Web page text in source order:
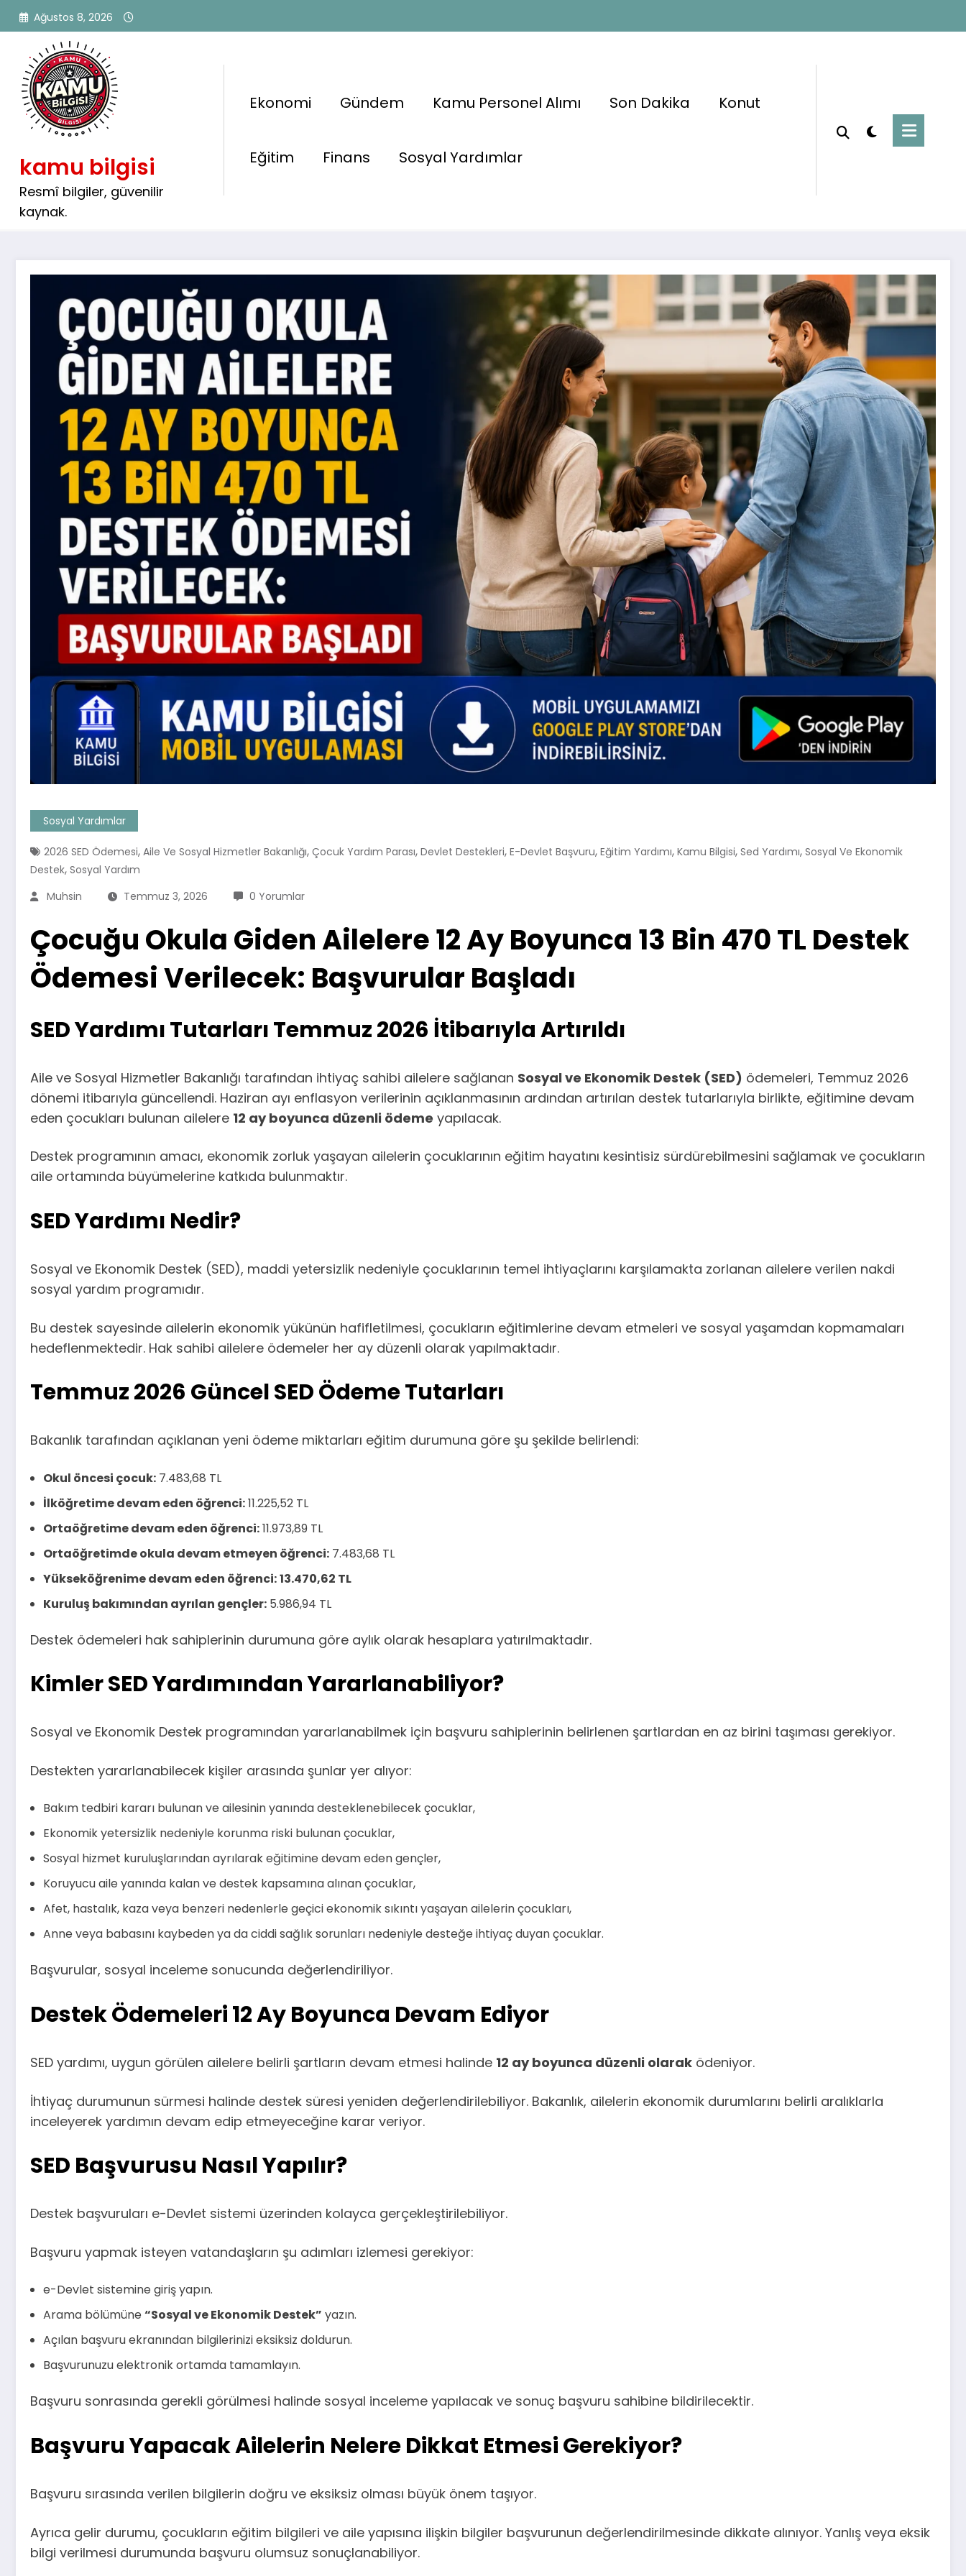
İçeriğe
atla
Ağustos 8, 2026
kamu bilgisi
Resmî bilgiler, güvenilir
kaynak.
Ekonomi Gündem Kamu Personel Alımı Son Dakika Konut
Eğitim Finans Sosyal Yardımlar
Çocuğu Okula Giden Ailelere 12 Ay
Boyunca 13 Bin 470 TL Destek Ödemesi
Verilecek: Başvurular Başladı
Sosyal Yardımlar
Sosyal Yardımlar
2026 SED Ödemesi, Aile Ve Sosyal Hizmetler Bakanlığı, Çocuk Yardım Parası, Devlet Destekleri, E-Devlet Başvuru, Eğitim Yardımı, Kamu Bilgisi, Sed Yardımı, Sosyal Ve Ekonomik
Destek, Sosyal Yardım
Muhsin
Temmuz 3, 2026 0 Yorumlar
Çocuğu Okula Giden Ailelere 12 Ay Boyunca 13 Bin 470 TL Destek
Ödemesi Verilecek: Başvurular Başladı
SED Yardımı Tutarları Temmuz 2026 İtibarıyla Artırıldı
Aile ve Sosyal Hizmetler Bakanlığı tarafından ihtiyaç sahibi ailelere sağlanan Sosyal ve Ekonomik Destek (SED) ödemeleri, Temmuz 2026
dönemi itibarıyla güncellendi. Haziran ayı enflasyon verilerinin açıklanmasının ardından artırılan destek tutarlarıyla birlikte, eğitimine devam
eden çocukları bulunan ailelere 12 ay boyunca düzenli ödeme yapılacak.
Destek programının amacı, ekonomik zorluk yaşayan ailelerin çocuklarının eğitim hayatını kesintisiz sürdürebilmesini sağlamak ve çocukların
aile ortamında büyümelerine katkıda bulunmaktır.
SED Yardımı Nedir?
Sosyal ve Ekonomik Destek (SED), maddi yetersizlik nedeniyle çocuklarının temel ihtiyaçlarını karşılamakta zorlanan ailelere verilen nakdi
sosyal yardım programıdır.
Bu destek sayesinde ailelerin ekonomik yükünün hafifletilmesi, çocukların eğitimlerine devam etmeleri ve sosyal yaşamdan kopmamaları
hedeflenmektedir. Hak sahibi ailelere ödemeler her ay düzenli olarak yapılmaktadır.
Temmuz 2026 Güncel SED Ödeme Tutarları
Bakanlık tarafından açıklanan yeni ödeme miktarları eğitim durumuna göre şu şekilde belirlendi:
Okul öncesi çocuk: 7.483,68 TL
İlköğretime devam eden öğrenci:11.225,52 TL
Ortaöğretime devam eden öğrenci:11.973,89 TL
Ortaöğretimde okula devam etmeyen öğrenci: 7.483,68 TL
Yükseköğrenime devam eden öğrenci:13.470,62 TL
Kuruluş bakımından ayrılan gençler: 5.986,94 TL
Destek ödemeleri hak sahiplerinin durumuna göre aylık olarak hesaplara yatırılmaktadır.
Kimler SED Yardımından Yararlanabiliyor?
Sosyal ve Ekonomik Destek programından yararlanabilmek için başvuru sahiplerinin belirlenen şartlardan en az birini taşıması gerekiyor.
Destekten yararlanabilecek kişiler arasında şunlar yer alıyor:
Bakım tedbiri kararı bulunan ve ailesinin yanında desteklenebilecek çocuklar,
Ekonomik yetersizlik nedeniyle korunma riski bulunan çocuklar,
Sosyal hizmet kuruluşlarından ayrılarak eğitimine devam eden gençler,
Koruyucu aile yanında kalan ve destek kapsamına alınan çocuklar,
Afet, hastalık, kaza veya benzeri nedenlerle geçici ekonomik sıkıntı yaşayan ailelerin çocukları,
Anne veya babasını kaybeden ya da ciddi sağlık sorunları nedeniyle desteğe ihtiyaç duyan çocuklar.
Başvurular, sosyal inceleme sonucunda değerlendiriliyor.
Destek Ödemeleri 12 Ay Boyunca Devam Ediyor
SED yardımı, uygun görülen ailelere belirli şartların devam etmesi halinde 12 ay boyunca düzenli olarak ödeniyor.
İhtiyaç durumunun sürmesi halinde destek süresi yeniden değerlendirilebiliyor. Bakanlık, ailelerin ekonomik durumlarını belirli aralıklarla
inceleyerek yardımın devam edip etmeyeceğine karar veriyor.
SED Başvurusu Nasıl Yapılır?
Destek başvuruları e-Devlet sistemi üzerinden kolayca gerçekleştirilebiliyor.
Başvuru yapmak isteyen vatandaşların şu adımları izlemesi gerekiyor:
e-Devlet sistemine giriş yapın.
Arama bölümüne “Sosyal ve Ekonomik Destek” yazın.
Açılan başvuru ekranından bilgilerinizi eksiksiz doldurun.
Başvurunuzu elektronik ortamda tamamlayın.
Başvuru sonrasında gerekli görülmesi halinde sosyal inceleme yapılacak ve sonuç başvuru sahibine bildirilecektir.
Başvuru Yapacak Ailelerin Nelere Dikkat Etmesi Gerekiyor?
Başvuru sırasında verilen bilgilerin doğru ve eksiksiz olması büyük önem taşıyor.
Ayrıca gelir durumu, çocukların eğitim bilgileri ve aile yapısına ilişkin bilgiler başvurunun değerlendirilmesinde dikkate alınıyor. Yanlış veya eksik
bilgi verilmesi durumunda başvuru olumsuz sonuçlanabiliyor.